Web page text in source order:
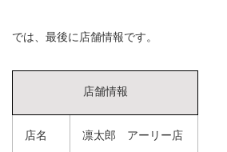
では、最後に店舗情報です。
店舗情報
店名
凛太郎 アーリー店